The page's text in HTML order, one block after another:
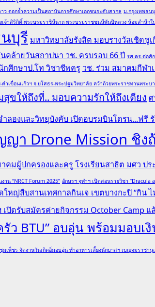
ว ตอกย้ำความเป็นสถาบันการศึกษาเอกชนระดับสากล ม.กรุงเทพธน
จ้าสิริกิติ์ พระบรมราชินีนาถ พระบรมราชชนนีพันปีหลวง น้อมสำนึ
บุรี มหาวิทยาลัยรังสิต มอบรางวัลเชิด
คล้ายวันสถาปนา วช. ครบรอบ 66 ปี รศ.ดร.ต่อศั
กศึกษาป.โท วิชาชีพครู วช. ร่วม สมาคมกีฬา
ำเขื่อนแก้วฯ จ.ยโสธร-พระปฐมวิทยาลัย คว้าถ้วยพระราชทานพระบ
ขให้ถึงที่.. มอบความรักให้ถึงเตียง
ำลองและวิทยุบังคับ เปิดอบรมบินโดรน...ฟรี
Drone Mission ชิง
คมผู้ปกครองและครู โรงเรียนสาธิต มศว ป
น “NRCT Forum 2025” อักษรฯ จุฬาฯ เปิดสอนรายวิชา
หญ่สืบสานเทศกาลกินเจ เขตบางกะปิ “กิน
ปิดรับสมัครค่ายกิจกรรม October Camp แ
BTU” อบอุ่น พร้อมมอบ
มเพ็ชร จัดงานวันเกิดอิ่มอบอุ่น ทำอาหารเลี้ยงนักบาสฯ เบญจมราชา